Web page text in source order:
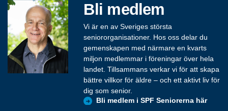
Bli medlem
Vi är en av Sveriges största
seniororganisationer. Hos oss delar du
gemenskapen med närmare en kvarts
miljon medlemmar i föreningar över hela
landet. Tillsammans verkar vi för att skapa
bättre villkor för äldre – och ett aktivt liv för
dig som senior.
Bli medlem i SPF Seniorerna här